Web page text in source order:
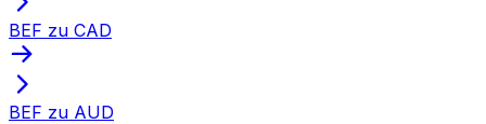
BEF zu CAD
BEF zu AUD